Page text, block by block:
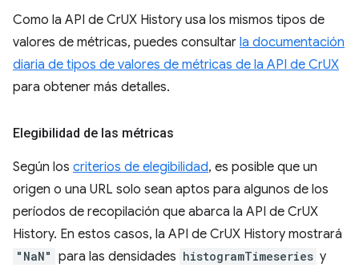
Como la API de CrUX History usa los mismos tipos de
valores de métricas, puedes consultar la documentación
diaria de tipos de valores de métricas de la API de CrUX
para obtener más detalles.
Elegibilidad de las métricas
Según los criterios de elegibilidad, es posible que un
origen o una URL solo sean aptos para algunos de los
períodos de recopilación que abarca la API de CrUX
History. En estos casos, la API de CrUX History mostrará
"NaN" para las densidades histogramTimeseries y